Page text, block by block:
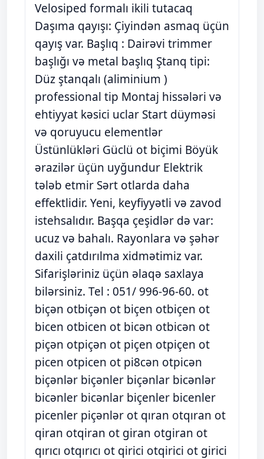
Velosiped formalı ikili tutacaq
Daşıma qayışı: Çiyindən asmaq üçün
qayış var. Başlıq : Dairəvi trimmer
başlığı və metal başlıq Ştanq tipi:
Düz ştanqalı (aliminium )
professional tip Montaj hissələri və
ehtiyyat kəsici uclar Start düyməsi
və qoruyucu elementlər
Üstünlükləri Güclü ot biçimi Böyük
ərazilər üçün uyğundur Elektrik
tələb etmir Sərt otlarda daha
effektlidir. Yeni, keyfiyyətli və zavod
istehsalıdır. Başqa çeşidlər də var:
ucuz və bahalı. Rayonlara və şəhər
daxili çatdırılma xidmətimiz var.
Sifarişləriniz üçün əlaqə saxlaya
bilərsiniz. Tel : 051/ 996-96-60. ot
biçən otbiçən ot biçen otbiçen ot
bicen otbicen ot bicən otbicən ot
piçən otpiçən ot piçen otpiçen ot
picen otpicen ot pi8cən otpicən
biçənlər biçənler biçənlar bicənlər
bicənler bicənlar biçenler bicenler
picenler piçənlər ot qıran otqıran ot
qiran otqiran ot giran otgiran ot
qırıcı otqırıcı ot qirici otqirici ot girici